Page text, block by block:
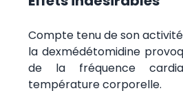
Compte tenu de son
la dexmédétomidine
de la fréquence
température corporelle.